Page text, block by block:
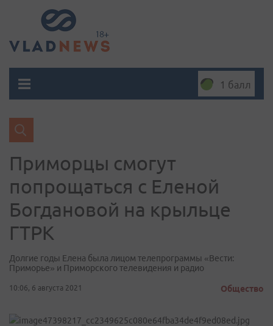
1 балл
Приморцы смогут
попрощаться с Еленой
Богдановой на крыльце
ГТРК
Долгие годы Елена была лицом телепрограммы «Вести:
Приморье» и Приморского телевидения и радио
10:06, 6 августа 2021 Общество